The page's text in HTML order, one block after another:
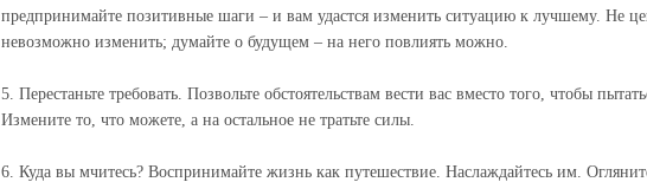
предпринимайте позитивные шаги – и вам удастся изменить ситуацию к лучшему. Не
невозможно изменить; думайте о будущем – на него повлиять можно.
5. Перестаньте требовать. Позвольте обстоятельствам вести вас вместо того, чтобы
Измените то, что можете, а на остальное не тратьте силы.
6. Куда вы мчитесь? Воспринимайте жизнь как путешествие. Наслаждайтесь им.